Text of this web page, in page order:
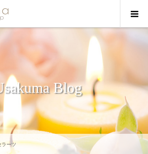
Blog
ラーツ